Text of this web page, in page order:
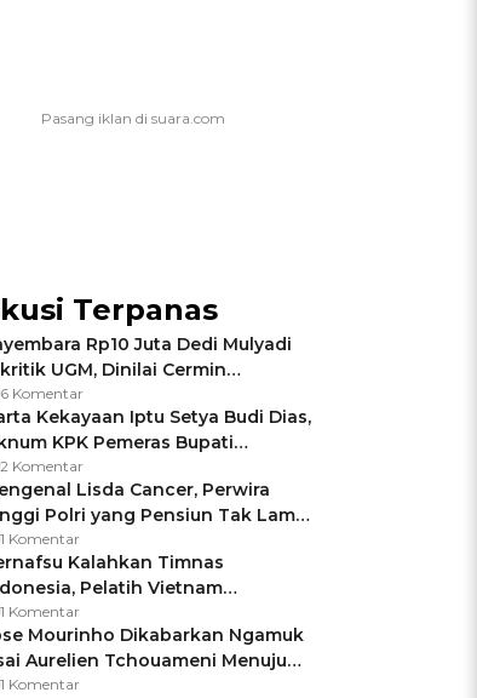
Terpanas
Rp10 Juta Dedi Mulyadi
UGM, Dinilai Cermin
Negara Jamin Keamanan
6 Komentar
Kekayaan Iptu Setya Budi Dias,
KPK Pemeras Bupati
2 Komentar
Lisda Cancer, Perwira
Polri yang Pensiun Tak Lama
Jadi Brigjen
1 Komentar
Kalahkan Timnas
Pelatih Vietnam
Pakai Jimat di Pakansari
1 Komentar
Mourinho Dikabarkan Ngamuk
Aurelien Tchouameni Menuju
United
1 Komentar